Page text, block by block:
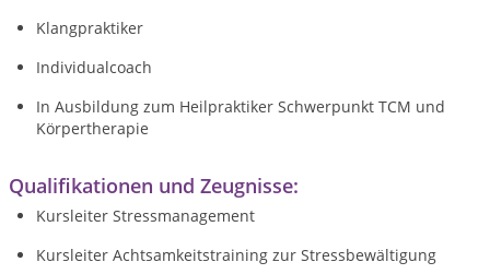
Klangpraktiker
Individualcoach
In Ausbildung zum Heilpraktiker Schwerpunkt TCM und
Körpertherapie
Qualifikationen und Zeugnisse:
Kursleiter Stressmanagement
Kursleiter Achtsamkeitstraining zur Stressbewältigung